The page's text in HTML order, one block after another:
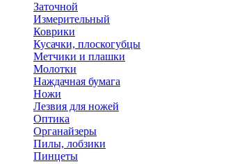
Заточной
Измерительный
Коврики
Кусачки, плоскогубцы
Метчики и плашки
Молотки
Наждачная бумага
Ножи
Лезвия для ножей
Оптика
Органайзеры
Пилы, лобзики
Пинцеты